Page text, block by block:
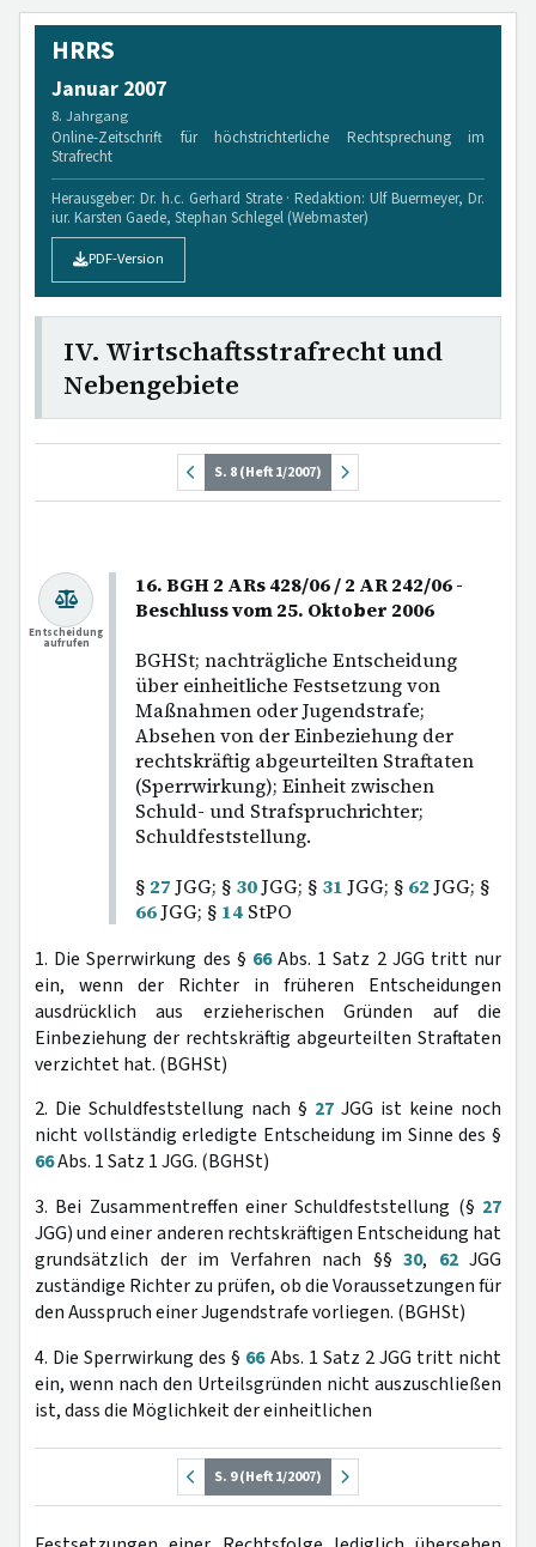
HRRS
Januar 2007
8. Jahrgang
Online-Zeitschrift für höchstrichterliche Rechtsprechung im
Strafrecht
Herausgeber: Dr. h.c. Gerhard Strate · Redaktion: Ulf Buermeyer, Dr.
iur. Karsten Gaede, Stephan Schlegel (Webmaster)
PDF-Version
IV. Wirtschaftsstrafrecht und
Nebengebiete
S. 8 (Heft 1/2007)
16. BGH 2 ARs 428/06 / 2 AR 242/06 -
Beschluss vom 25. Oktober 2006
BGHSt; nachträgliche Entscheidung
über einheitliche Festsetzung von
Maßnahmen oder Jugendstrafe;
Absehen von der Einbeziehung der
rechtskräftig abgeurteilten Straftaten
(Sperrwirkung); Einheit zwischen
Schuld- und Strafspruchrichter;
Schuldfeststellung.
§ 27 JGG; § 30JGG; § 31 JGG; § 62 JGG; §
66JGG; § 14 StPO
Entscheidung
aufrufen
1. Die Sperrwirkung des § 66Abs. 1 Satz 2 JGG tritt nur
ein, wenn der Richter in früheren Entscheidungen
ausdrücklich aus erzieherischen Gründen auf die
Einbeziehung der rechtskräftig abgeurteilten Straftaten
verzichtet hat. (BGHSt)
2. Die Schuldfeststellung nach § 27 JGG ist keine noch
nicht vollständig erledigte Entscheidung im Sinne des §
66Abs. 1 Satz 1 JGG. (BGHSt)
3. Bei Zusammentreffen einer Schuldfeststellung (§ 27
JGG) und einer anderen rechtskräftigen Entscheidung hat
grundsätzlich der im Verfahren nach §§ 30, 62JGG
zuständige Richter zu prüfen, ob die Voraussetzungen für
den Ausspruch einer Jugendstrafe vorliegen. (BGHSt)
4. Die Sperrwirkung des § 66Abs. 1 Satz 2 JGG tritt nicht
ein, wenn nach den Urteilsgründen nicht auszuschließen
ist, dass die Möglichkeit der einheitlichen
S. 9 (Heft 1/2007)